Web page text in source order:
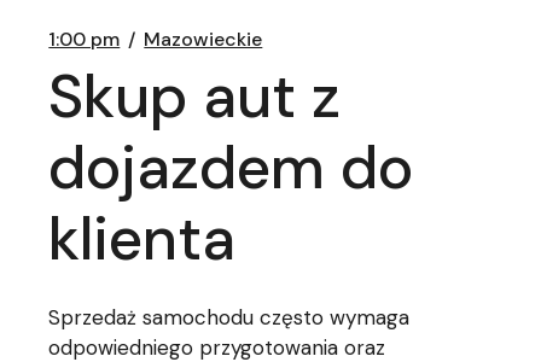
1:00 pm Mazowieckie
Skup aut z
dojazdem do
klienta
Sprzedaż samochodu często wymaga
odpowiedniego przygotowania oraz